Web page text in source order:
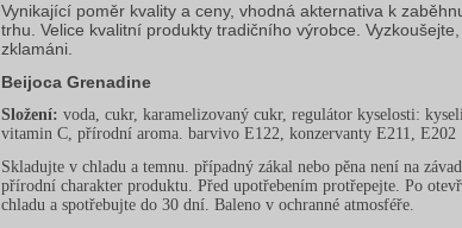
Vynikající poměr kvality a ceny, vhodná akternativa k
trhu. Velice kvalitní produkty tradičního výrobce.
zklamáni.
Beijoca Grenadine
Složení: voda, cukr, karamelizovaný cukr, regulátor kyselosti:
vitamin C, přírodní aroma. barvivo E122, konzervanty E211, E202
Skladujte v chladu a temnu. případný zákal nebo pěna není na
přírodní charakter produktu. Před upotřebením protřepejte. Po
chladu a spotřebujte do 30 dní. Baleno v ochranné atmosféře.